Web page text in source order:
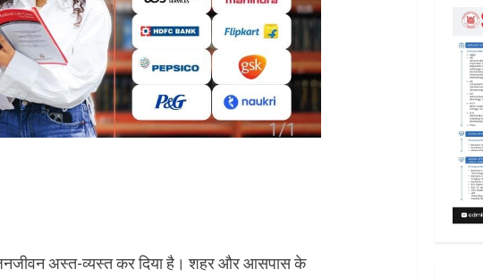
जनजीवन अस्त-व्यस्त कर दिया है। शहर और आसपास के